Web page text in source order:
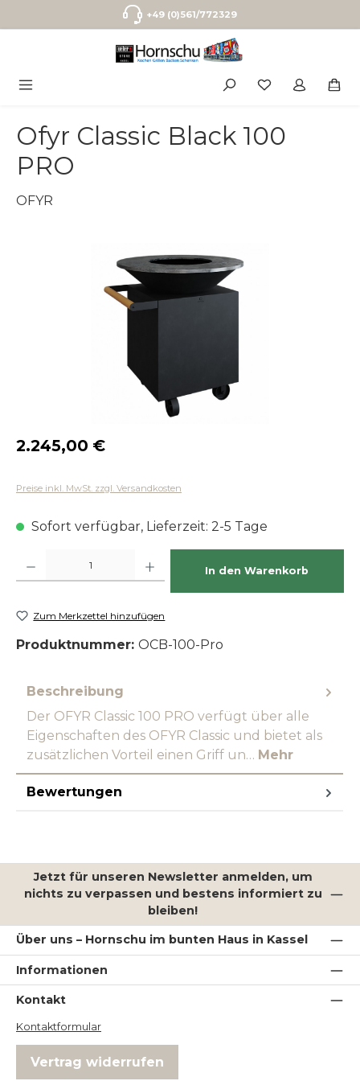
Zum Hauptinhalt springen+49 (0)561/772329
Ofyr Classic Black 100
PRO
OFYR
Bildergalerie überspringen
Regulärer Preis:
2.245,00 €
Preise inkl. MwSt. zzgl. Versandkosten
Sofort verfügbar, Lieferzeit: 2-5 Tage
In den Warenkorb
Zum Merkzettel hinzufügen
Produktnummer: OCB-100-Pro
Beschreibung
Der OFYR Classic 100 PRO verfügt über alle
Eigenschaften des OFYR Classic und bietet als
zusätzlichen Vorteil einen Griff un… Mehr
Bewertungen
Jetzt für unseren Newsletter anmelden, um
nichts zu verpassen und bestens informiert zu
bleiben!
Über uns – Hornschu im bunten Haus in Kassel
Informationen
Kontakt
Kontaktformular
Vertrag widerrufen